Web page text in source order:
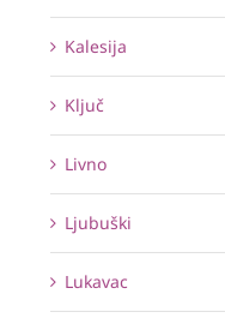
Kalesija
Ključ
Livno
Ljubuški
Lukavac